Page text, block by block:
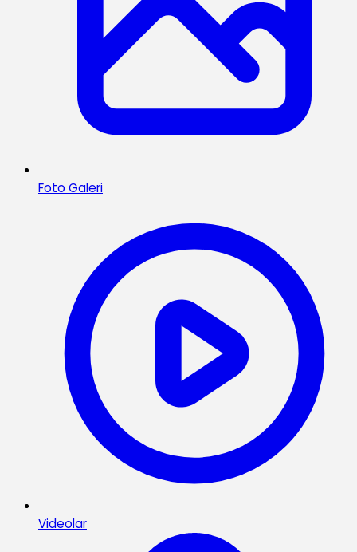
Foto Galeri
Videolar